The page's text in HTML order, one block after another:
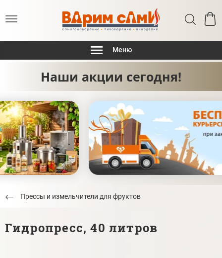
Меню
Наши акции сегодня!
Прессы и измельчители для фруктов
Гидропресс, 40 литров